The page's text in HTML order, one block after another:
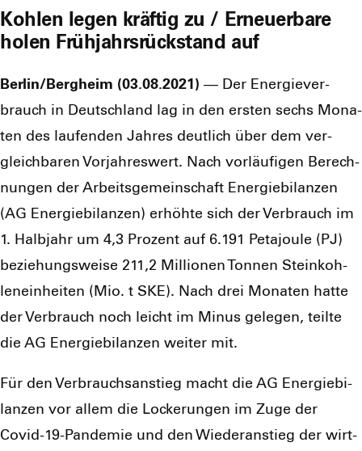
Kohlen legen kräftig zu / Erneuerbare
holen Frühjahrsrückstand auf
Berlin/Bergheim (03.08.2021) — Der Ener­gie­ver­
brauch in Deutsch­land lag in den ers­ten sechs Mona­
ten des lau­fen­den Jah­res deut­lich über dem ver­
gleich­ba­ren Vor­jah­res­wert. Nach vor­läu­fi­gen Berech­
nun­gen der Arbeits­ge­mein­schaft Ener­gie­bi­lan­zen
(AG Ener­gie­bi­lan­zen) erhöh­te sich der Ver­brauch im
1. Halb­jahr um 4,3 Pro­zent auf 6.191 Peta­joule (PJ)
bezie­hungs­wei­se 211,2 Mil­lio­nen Ton­nen Stein­koh­
len­ein­hei­ten (Mio. t SKE). Nach drei Mona­ten hat­te
der Ver­brauch noch leicht im Minus gele­gen, teil­te
die AG Ener­gie­bi­lan­zen wei­ter mit.
Für den Ver­brauchs­an­stieg macht die AG Ener­gie­bi­
lan­zen vor allem die Locke­run­gen im Zuge der
Covid-19-Pan­de­mie und den Wie­der­an­stieg der wirt­